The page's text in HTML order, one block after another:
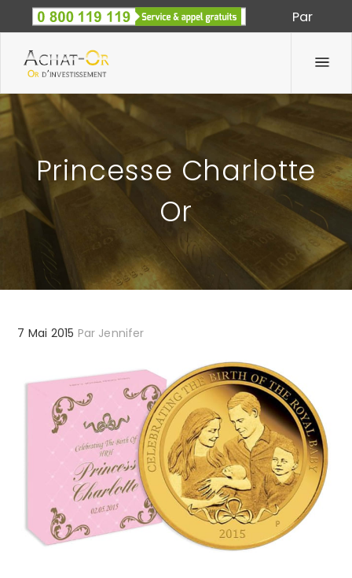
Par
Spécialiste des métaux précieux depuis 1933
Princesse Charlotte
Or
7 Mai 2015 Par Jennifer